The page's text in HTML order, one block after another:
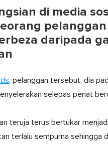
di media
daripada
, pelanggan tersebut, dia
selepas penat
teruja terus bertukar
terlalu sempurna sehingga